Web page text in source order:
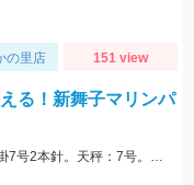
の里店 151 view
る！新舞子マリンパ
【ちょい投げ釣りオススメ】仕掛：投げ釣り仕掛7号2本針。天秤：7号。エサ：石ゴカイorゴールドイソメ。誘い方：サビいて止めての繰り返し。